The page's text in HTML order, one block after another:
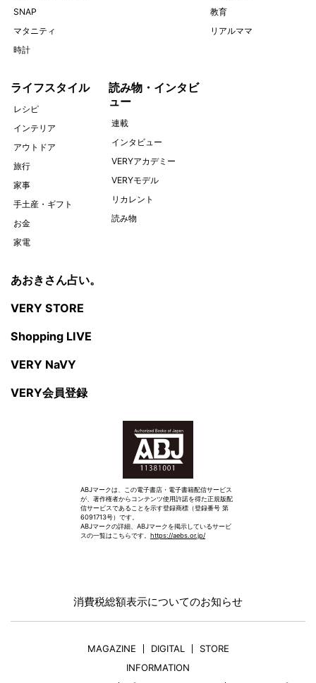
SNAP
マタニティ
時計
教育
リアルママ
ライフスタイル
レシピ
インテリア
アウトドア
旅行
家事
手土産・ギフト
お金
家電
読み物・インタビ
ュー
連載
インタビュー
VERYアカデミー
VERYモデル
リカレント
読み物
あおきさん占い。
VERY STORE
Shopping LIVE
VERY NaVY
VERY会員登録
ABJマークは、この電子書店・電子書籍配信サービス
が、著作権者からコンテンツ使用許諾を得た正規版配
信サービスであることを示す登録商標（登録番号 第
6091713号）です。
ABJマークの詳細、ABJマークを掲示しているサービ
スの一覧はこちらです。 https://aebs.or.jp/
消費税総額表示についてのお知らせ
MAGAZINE DIGITAL
STORE
INFORMATION